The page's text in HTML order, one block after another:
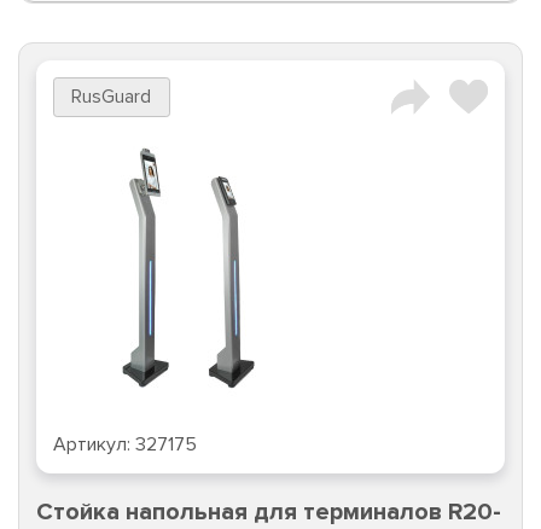
RusGuard
Артикул: 327175
Стойка напольная для терминалов R20-